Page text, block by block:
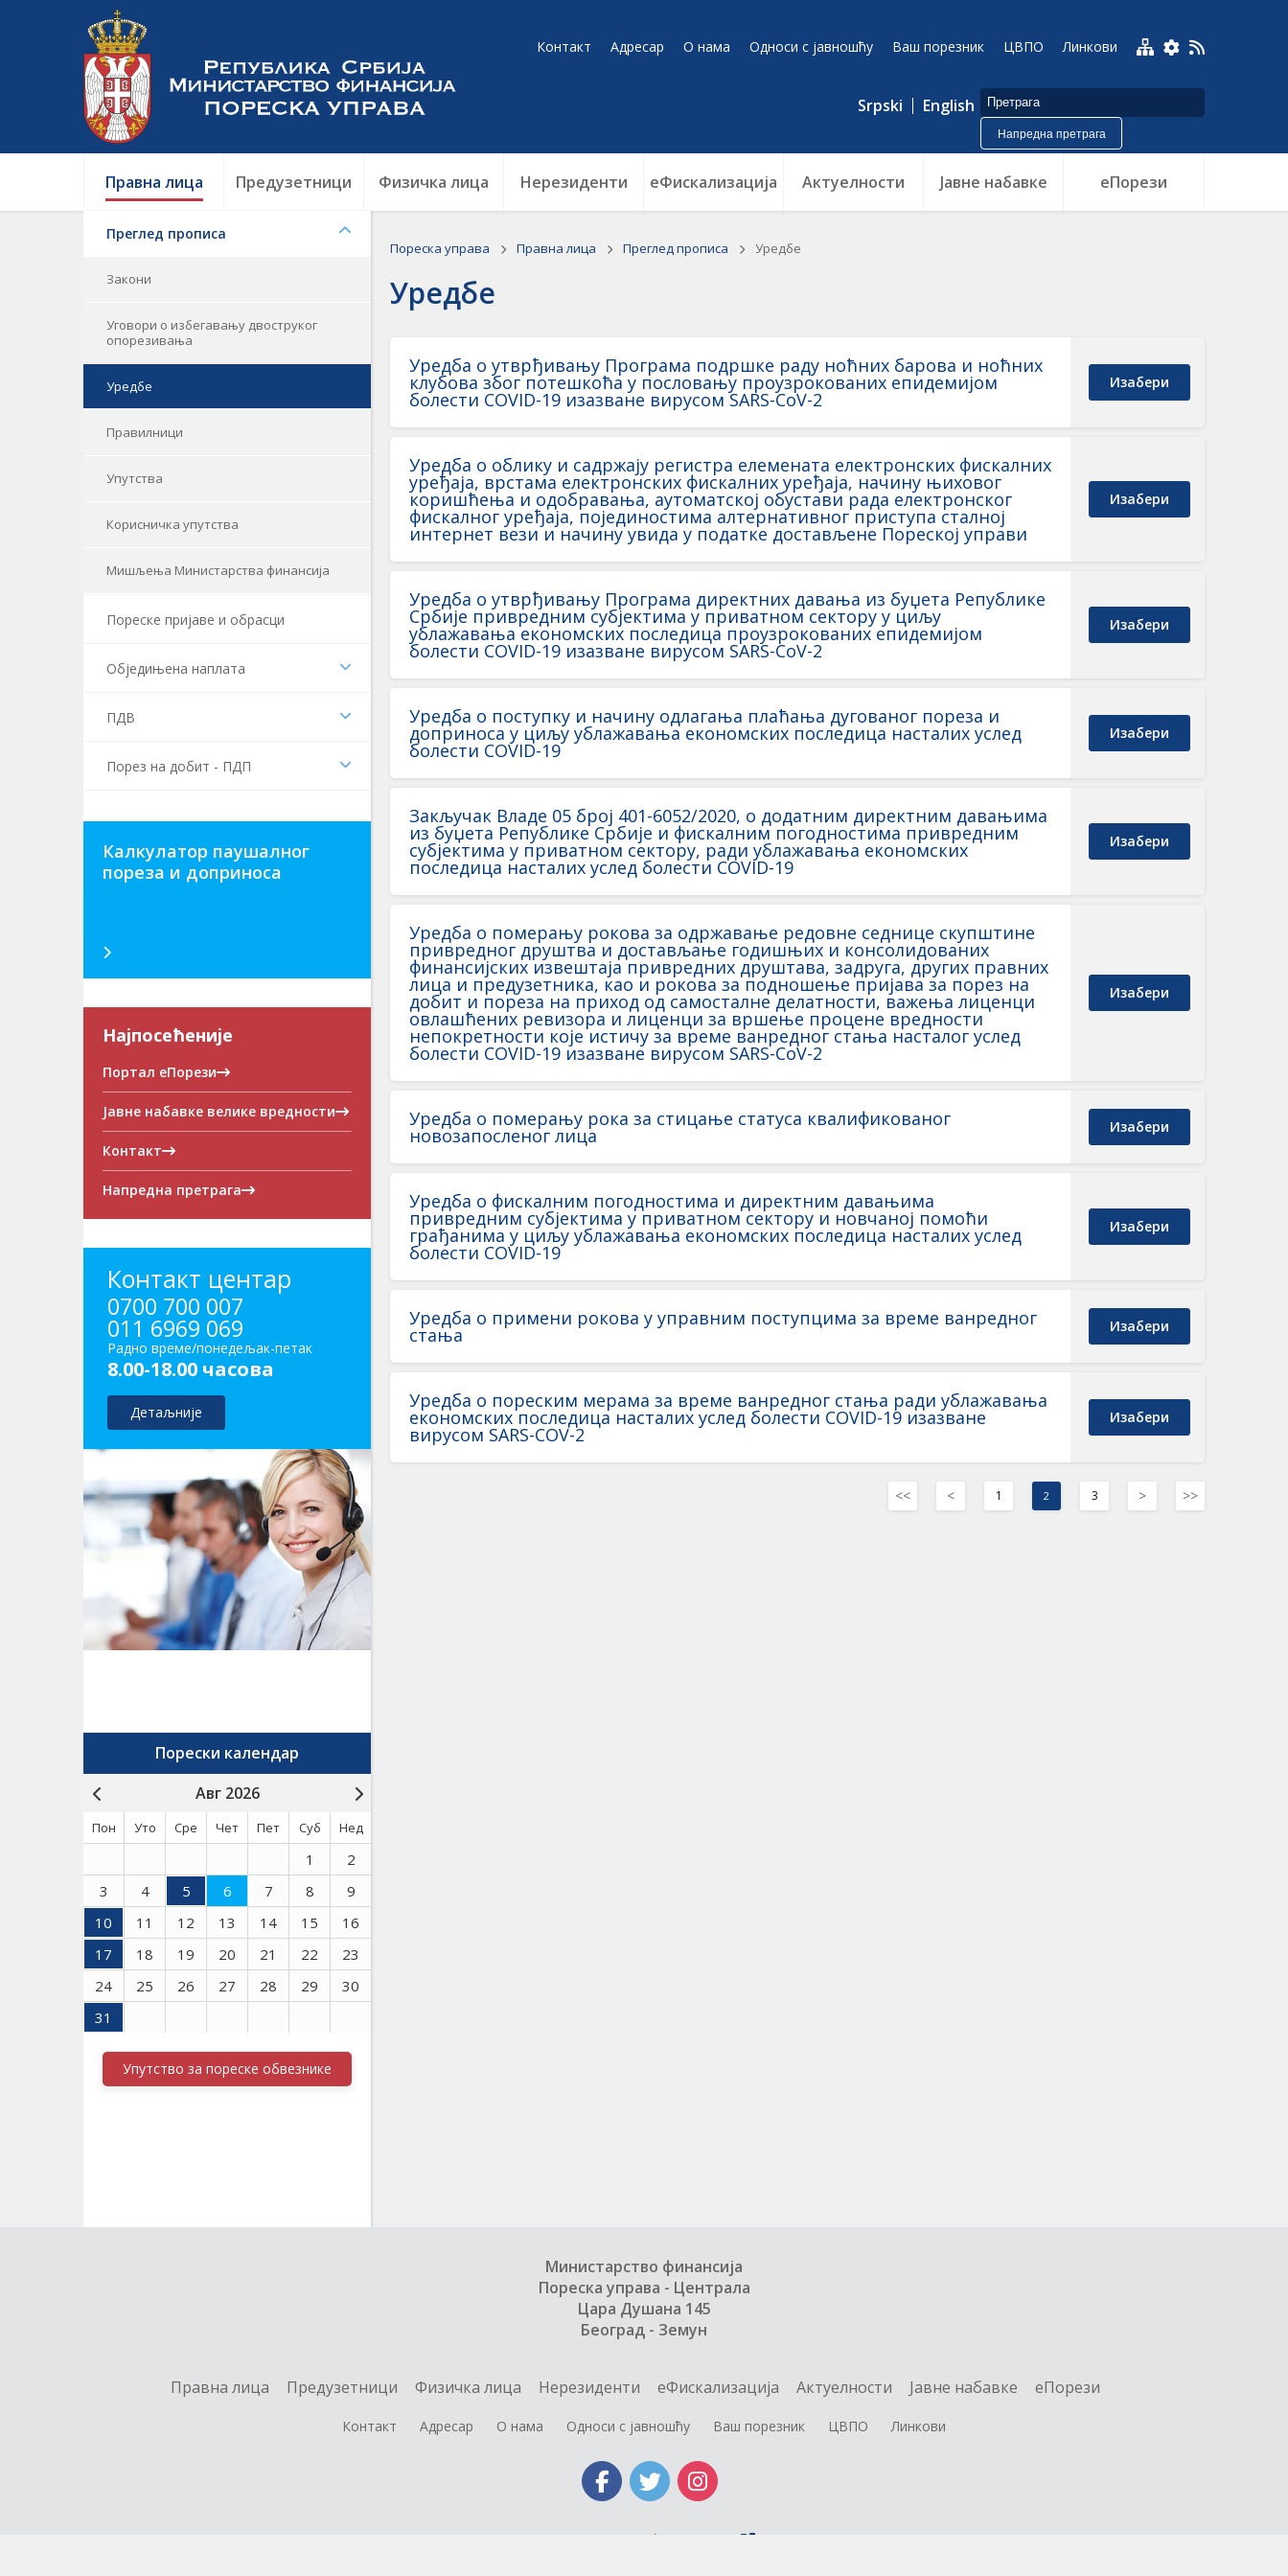
Контакт Адресар О нама Односи с јавношћу Ваш порезник ЦВПО Линкови
Srpski English
Напредна претрага
Правна лица Предузетници Физичка лица Нерезиденти еФискализација Актуелности Jавне набавке еПорези
Преглед прописа
Закони
Уговори о избегавању двоструког
опорезивања
Уредбе
Правилници
Упутства
Корисничка упутства
Мишљења Министарства финансија
Пореске пријаве и обрасци
Обједињена наплата
ПДВ
Порез на добит - ПДП
Калкулатор паушалног
пореза и доприноса
Најпосећеније
Портал еПорези
Јавне набавке велике вредности
Контакт
Напредна претрага
Контакт центар
0700 700 007
011 6969 069
Радно време/понедељак-петак
8.00-18.00 часова
Детаљније
Порески календар
Авг 2026
Пон Уто Сре Чет Пет Суб Нед
1
2
3
4 5 6 7 8
9
10
11 12 13 14 15
16
17
18 19 20 21 22
23
24
25 26 27 28 29
30
31
Упутство за пореске обвезнике
Пореска управа Правна лица Преглед прописа Уредбе
Уредбе
Уредба о утврђивању Програма подршке раду ноћних барова и ноћних
клубова због потешкоћа у пословању проузрокованих епидемијом
болести COVID-19 изазване вирусом SARS-CоV-2
Изабери
Уредба о облику и садржају регистра елемената електронских фискалних
уређаја, врстама електронских фискалних уређаја, начину њиховог
коришћења и одобравања, аутоматској обустави рада електронског
фискалног уређаја, појединостима алтернативног приступа сталној
интернет вези и начину увида у податке достављене Пореској управи
Изабери
Уредба о утврђивању Програма директних давања из буџета Републике
Србије привредним субјектима у приватном сектору у циљу
ублажавања економских последица проузрокованих епидемијом
болести COVID-19 изазване вирусом SARS-CoV-2
Изабери
Уредба о поступку и начину одлагања плаћања дугованог пореза и
доприноса у циљу ублажавања економских последица насталих услед
болести COVID-19
Изабери
Закључак Владе 05 број 401-6052/2020, о додатним директним давањима
из буџета Републике Србије и фискалним погодностима привредним
субјектима у приватном сектору, ради ублажавања економских
последица насталих услед болести COVID-19
Изабери
Уредба о померању рокова за одржавање редовне седнице скупштине
привредног друштва и достављање годишњих и консолидованих
финансијских извештаја привредних друштава, задруга, других правних
лица и предузетника, као и рокова за подношење пријава за порез на
добит и пореза на приход од самосталне делатности, важења лиценци
овлашћених ревизора и лиценци за вршење процене вредности
непокретности које истичу за време ванредног стања насталог услед
болести COVID-19 изазване вирусом SARS-CoV-2
Изабери
Уредба о померању рока за стицање статуса квалификованог
новозапосленог лица Изабери
Уредба о фискалним погодностима и директним давањима
привредним субјектима у приватном сектору и новчаној помоћи
грађанима у циљу ублажавања економских последица насталих услед
болести COVID-19
Изабери
Уредба о примени рокова у управним поступцима за време ванредног
стања Изабери
Уредба о пореским мерама за време ванредног стања ради ублажавања
економских последица насталих услед болести COVID-19 изазване
вирусом SARS-COV-2
Изабери
<< < 1 2 3 > >>
Министарство финансија
Пореска управа - Централа
Цара Душана 145
Београд - Земун
Правна лица Предузетници Физичка лица Нерезиденти еФискализација Актуелности Jавне набавке еПорези
Контакт Адресар О нама Односи с јавношћу Ваш порезник ЦВПО Линкови
Министарство финансија